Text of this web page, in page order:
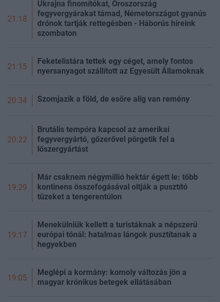
21:18
Ukrajna finomítókat, Oroszország
fegyvergyárakat támad, Németországot gyanús
drónok tartják rettegésben - Háborús híreink
szombaton
21:15
Feketelistára tettek egy céget, amely fontos
nyersanyagot szállított az Egyesült Államoknak
20:34 Szomjazik a föld, de esőre alig van remény
20:22
Brutális tempóra kapcsol az amerikai
fegyvergyártó, gőzerővel pörgetik fel a
lőszergyártást
19:29
Már csaknem négymillió hektár égett le: több
kontinens összefogásával oltják a pusztító
tüzeket a tengerentúlon
19:17
Menekülniük kellett a turistáknak a népszerű
európai tónál: hatalmas lángok pusztítanak a
hegyekben
19:05
Meglépi a kormány: komoly változás jön a
magyar krónikus betegek ellátásában